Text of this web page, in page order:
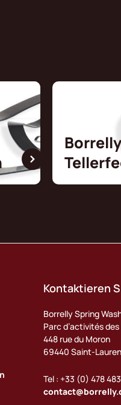
Borrelly
Kontaktieren
Borrelly Spring
Parc d’activités
448 rue du Moron
69440 Saint-
Tel : +33 (0) 478